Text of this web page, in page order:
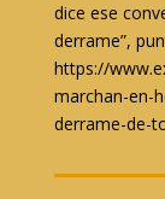
dice ese
derrame”,
https://
marchan-en-
derrame-de-